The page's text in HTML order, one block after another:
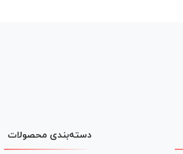
دسته‌بندی محصولات